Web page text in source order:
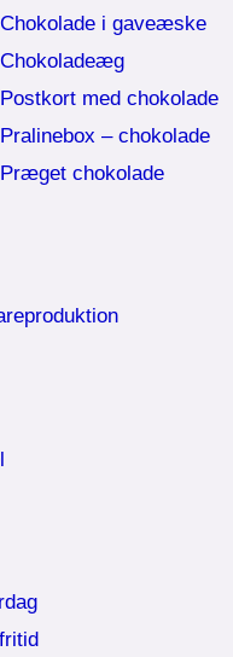
Chokolade i gaveæske
Chokoladeæg
Postkort med chokolade
Pralinebox – chokolade
Præget chokolade